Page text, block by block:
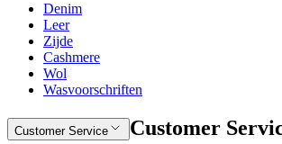
Denim
Leer
Zijde
Cashmere
Wol
Wasvoorschriften
Customer Service Customer